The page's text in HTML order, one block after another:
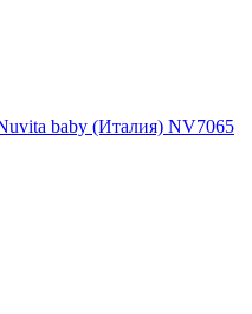
baby (Италия) NV7065